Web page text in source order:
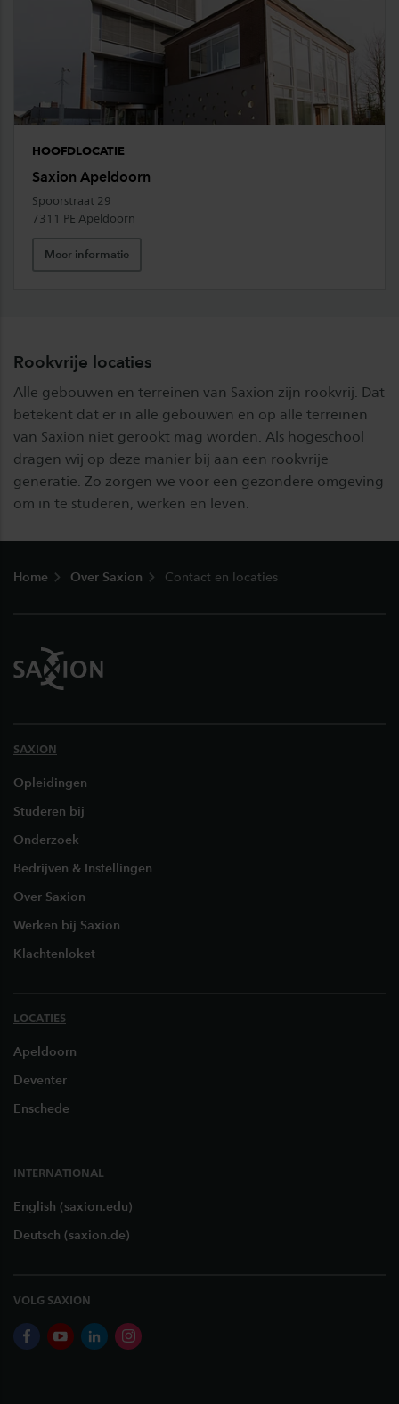
HOOFDLOCATIE
Saxion Apeldoorn
Spoorstraat 29
7311 PE Apeldoorn
Meer informatie
Rookvrije locaties
Alle gebouwen en terreinen van Saxion zijn rookvrij. Dat
betekent dat er in alle gebouwen en op alle terreinen
van Saxion niet gerookt mag worden. Als hogeschool
dragen wij op deze manier bij aan een rookvrije
generatie. Zo zorgen we voor een gezondere omgeving
om in te studeren, werken en leven.
Home Over Saxion Contact en locaties
SAXION
Opleidingen
Studeren bij
Onderzoek
Bedrijven & Instellingen
Over Saxion
Werken bij Saxion
Klachtenloket
LOCATIES
Apeldoorn
Deventer
Enschede
INTERNATIONAL
English (saxion.edu)
Deutsch (saxion.de)
VOLG SAXION
facebookyoutubelinkedininstagram